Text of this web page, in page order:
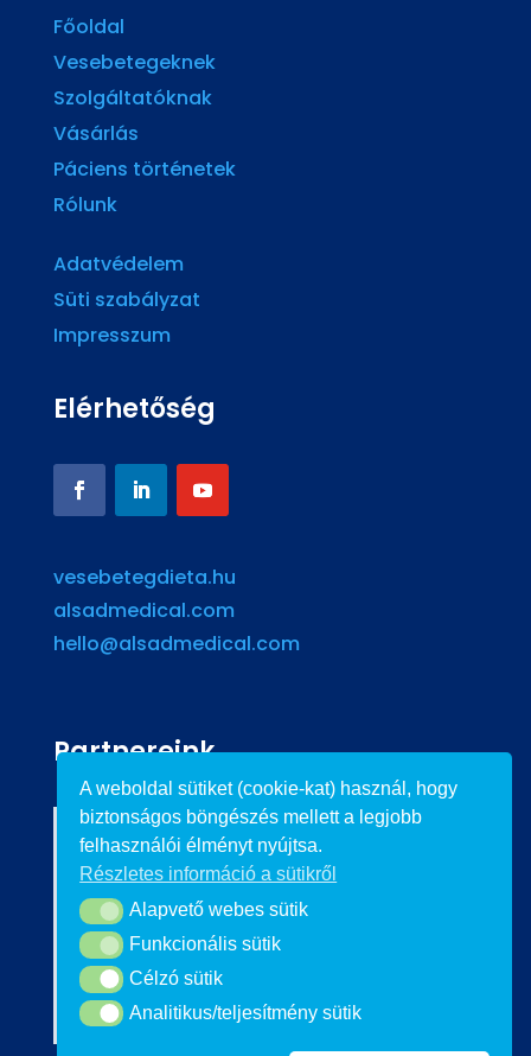
Főoldal
Vesebetegeknek
Szolgáltatóknak
Vásárlás
Páciens történetek
Rólunk
Adatvédelem
Süti szabályzat
Impresszum
Elérhetőség
vesebetegdieta.hu
alsadmedical.com
hello@alsadmedical.com
Partnereink
A weboldal sütiket (cookie-kat) használ, hogy
biztonságos böngészés mellett a legjobb
felhasználói élményt nyújtsa.
Részletes információ a sütikről
Alapvető webes sütik
Alapvető webes sütik
Funkcionális sütik
Funkcionális sütik
Célzó sütikCélzó sütik
Analitikus/teljesítmény sütik
Analitikus/teljesítmény sütik